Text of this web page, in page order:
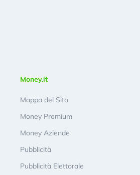
Money.it
Mappa del Sito
Money Premium
Money Aziende
Pubblicità
Pubblicità Elettorale